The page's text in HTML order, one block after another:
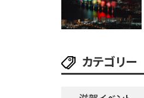
カテゴリー